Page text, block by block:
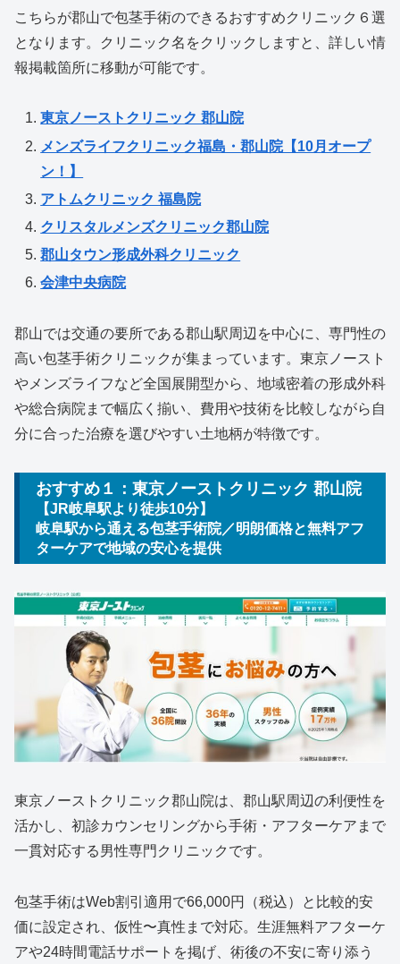
こちらが郡山で包茎手術のできるおすすめクリニック６選
となります。クリニック名をクリックしますと、詳しい情
報掲載箇所に移動が可能です。
東京ノーストクリニック 郡山院
メンズライフクリニック福島・郡山院【10月オープ
ン！】
アトムクリニック 福島院
クリスタルメンズクリニック郡山院
郡山タウン形成外科クリニック
会津中央病院
郡山では交通の要所である郡山駅周辺を中心に、専門性の
高い包茎手術クリニックが集まっています。東京ノースト
やメンズライフなど全国展開型から、地域密着の形成外科
や総合病院まで幅広く揃い、費用や技術を比較しながら自
分に合った治療を選びやすい土地柄が特徴です。
おすすめ１：東京ノーストクリニック 郡山院
【JR岐阜駅より徒歩10分】
岐阜駅から通える包茎手術院／明朗価格と無料アフ
ターケアで地域の安心を提供
東京ノーストクリニック郡山院は、郡山駅周辺の利便性を
活かし、初診カウンセリングから手術・アフターケアまで
一貫対応する男性専門クリニックです。
包茎手術はWeb割引適用で66,000円（税込）と比較的安
価に設定され、仮性〜真性まで対応。生涯無料アフターケ
アや24時間電話サポートを掲げ、術後の不安に寄り添う